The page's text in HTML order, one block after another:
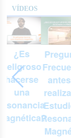
VÍDEOS
¿Es
peligroso
hacerse
una